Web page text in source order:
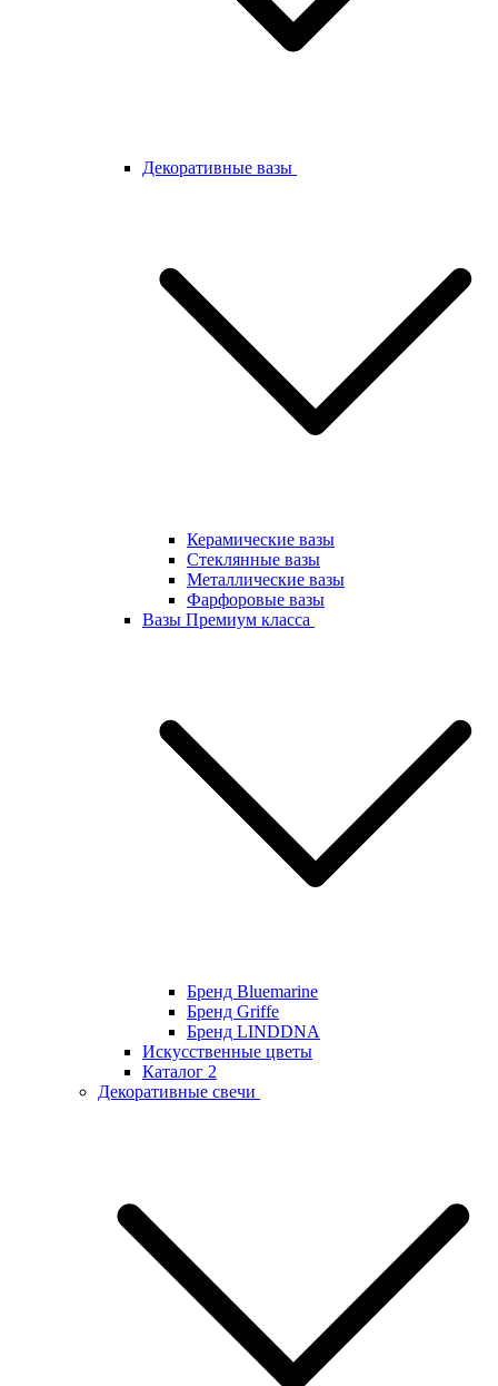
Декоративные вазы
Керамические вазы
Стеклянные вазы
Металлические вазы
Фарфоровые вазы
Вазы Премиум класса
Бренд Bluemarine
Бренд Griffe
Бренд LINDDNA
Искусственные цветы
Каталог 2
Декоративные свечи